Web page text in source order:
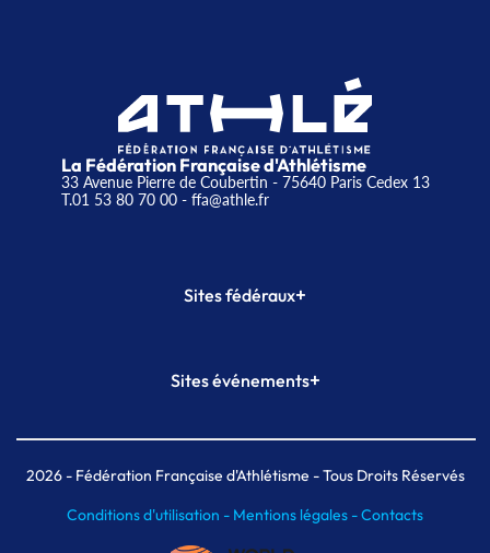
La Fédération Française d'Athlétisme
33 Avenue Pierre de Coubertin - 75640 Paris Cedex 13
T.01 53 80 70 00- ffa@athle.fr
Sites fédéraux+
Plateforme Formation
Sites événements+
Meeting de Paris indoor
MAIF Ekiden de Paris
2026- Fédération Française d'Athlétisme - Tous Droits Réservés
Conditions d'utilisation - Mentions légales -Contacts